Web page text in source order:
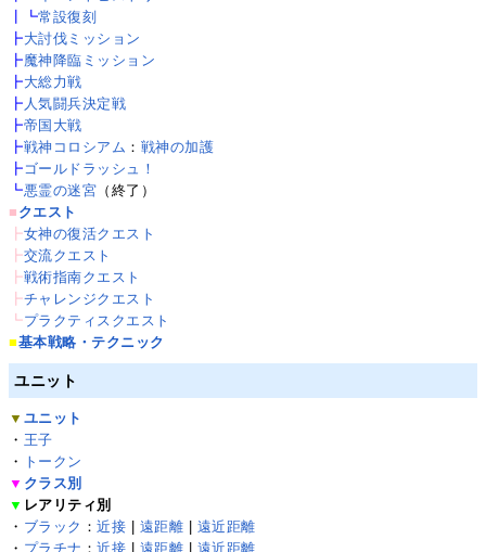
┃┗常設復刻
┣大討伐ミッション
┣魔神降臨ミッション
┣大総力戦
┣ 人気闘兵決定戦
┣帝国大戦
┣戦神コロシアム ： 戦神の加護
┣ ゴールドラッシュ！
┗悪霊の迷宮 （終了）
■ クエスト
┣女神の復活クエスト
┣交流クエスト
┣戦術指南クエスト
┣チャレンジクエスト
┗プラクティスクエスト
■基本戦略・テクニック
ユニット
▼ ユニット
・ 王子
・
トークン
▼ クラス別
▼ レアリティ別
・ ブラック ：近接 | 遠距離 | 遠近距離
・ プラチナ ：近接 | 遠距離 | 遠近距離